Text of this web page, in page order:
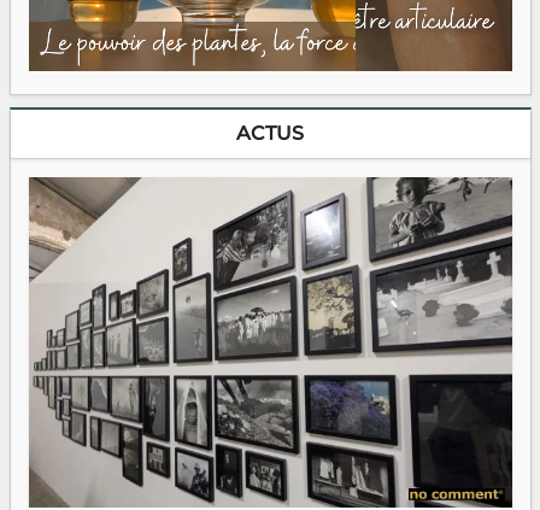
ACTUS